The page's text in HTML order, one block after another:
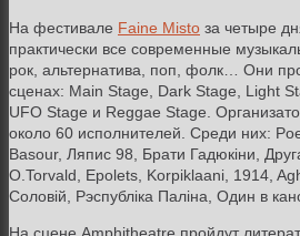
На фестивале Faine Misto за четыре
практически все современные
рок, альтернатива, поп, фолк… Они
сценах: Main Stage, Dark Stage, Light
UFO Stage и Reggae Stage.
около 60 исполнителей. Среди них:
Basour, Ляпис 98, Брати Гадюкіни,
O.Torvald, Epolets, Korpiklaani, 1914,
Соловій, Рэспубліка Паліна, Один в